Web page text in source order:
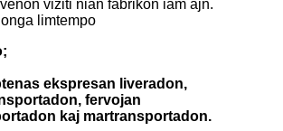
viziti nian fabrikon iam ajn.
limtempo
ekspresan liveradon,
fervojan
kaj martransportadon.